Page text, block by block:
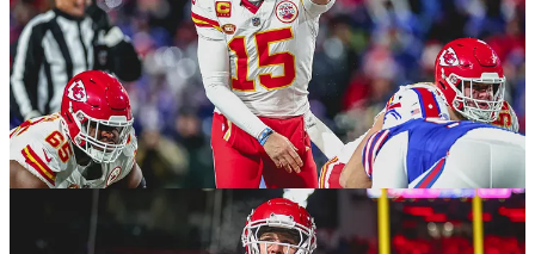
Travis Kelce: Der Fixpunkt in der
Offensive